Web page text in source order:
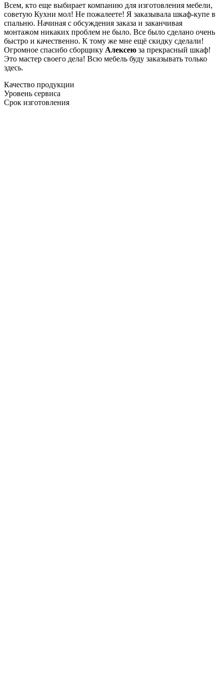
Всем, кто еще выбирает компанию для изготовления мебели,
советую Кухни мол! Не пожалеете! Я заказывала шкаф-купе в
спальню. Начиная с обсуждения заказа и заканчивая
монтажом никаких проблем не было. Все было сделано очень
быстро и качественно. К тому же мне ещё скидку сделали!
Огромное спасибо сборщику Алексею за прекрасный шкаф!
Это мастер своего дела! Всю мебель буду заказывать только
здесь.
Качество продукции
Уровень сервиса
Срок изготовления